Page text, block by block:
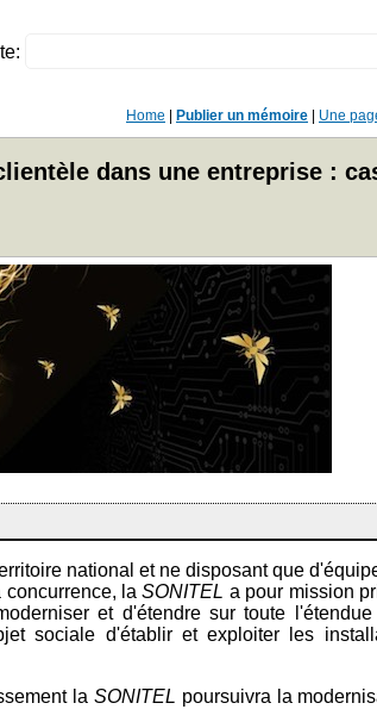
Home Publier un mémoire Une
dans une entreprise :
national et ne disposant que
concurrence, laSONITEL a pour mission
et d'étendre sur toute
sociale d'établir et exploiter les
la SONITEL poursuivra la